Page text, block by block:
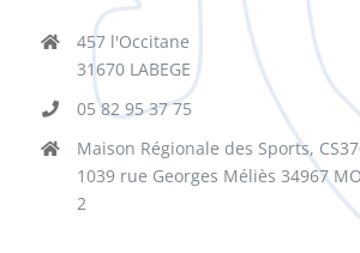
457 l'Occitane
31670 LABEGE
05 82 95 37 75
Maison Régionale des Sports,
1039 rue Georges Méliès 34967
2